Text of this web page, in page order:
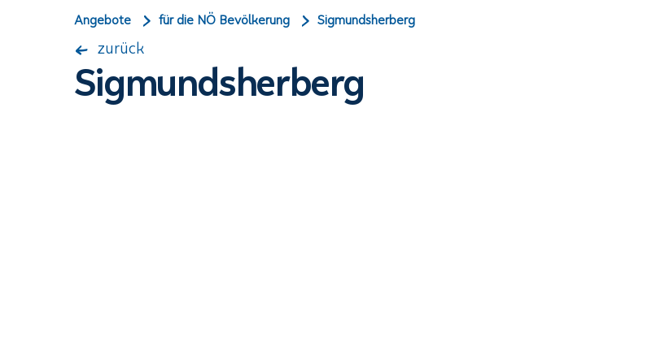
Angebote für die NÖ Bevölkerung Sigmundsherberg
zurück
Sigmundsherberg